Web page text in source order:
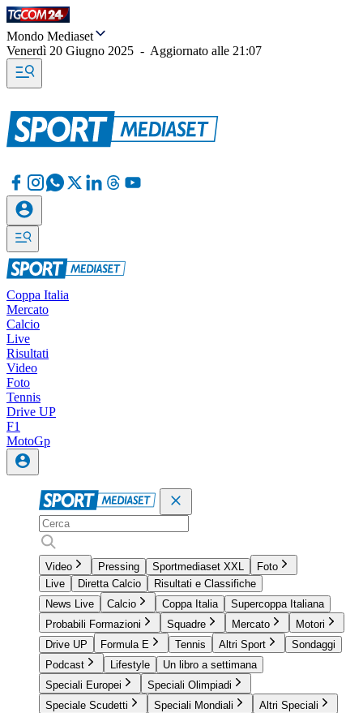
Mondo Mediaset
Venerdì 20 Giugno 2025 - Aggiornato alle 21:07
Coppa Italia
Mercato
Calcio
Live
Risultati
Video
Foto
Tennis
Drive UP
F1
MotoGp
Video Pressing Sportmediaset XXL
Foto
Live
Diretta Calcio
Risultati e Classifiche
News Live
Calcio Coppa Italia
Supercoppa Italiana
Probabili Formazioni
Squadre Mercato
Motori
Drive UP
Formula E Tennis Altri Sport
Sondaggi
Podcast
Lifestyle
Un libro a settimana
Speciali Europei
Speciali Olimpiadi
Speciale Scudetti
Speciali Mondiali Altri Speciali